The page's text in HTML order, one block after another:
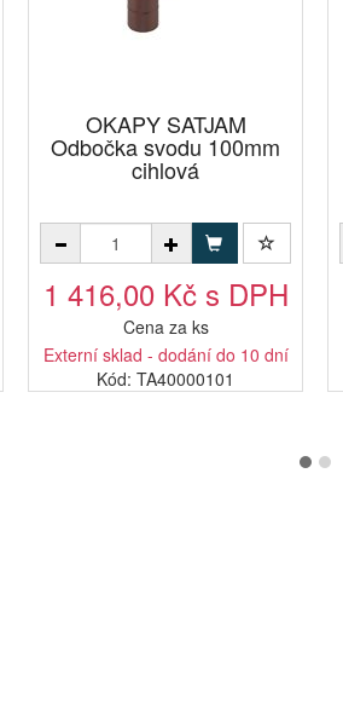
OKAPY SATJAM
Odbočka svodu 100mm
cihlová
1 416,00 Kč s DPH
Cena za ks
Externí sklad - dodání do 10 dní
Kód: TA40000101